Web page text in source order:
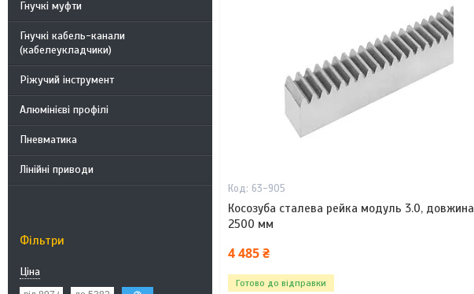
Гнучкі муфти
Гнучкі кабель-канали
(кабелеукладчики)
Ріжучий інструмент
Алюмінієві профілі
Пневматика
Лінійні приводи
Фільтри
Ціна
63-905
Косозуба сталева рейка модуль 3.0, довжина
2500 мм
4 485 ₴
Готово до відправки